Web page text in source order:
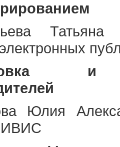
Татьяна
и
Юлия
ИВИС